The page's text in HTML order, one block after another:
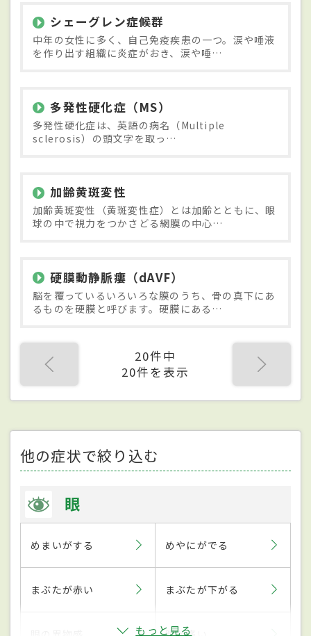
シェーグレン症候群
中年の女性に多く、自己免疫疾患の一つ。涙や唾液
を作り出す組織に炎症がおき、涙や唾…
多発性硬化症（MS）
多発性硬化症は、英語の病名（Multiple
sclerosis）の頭文字を取っ…
加齢黄斑変性
加齢黄斑変性（黄斑変性症）とは加齢とともに、眼
球の中で視力をつかさどる網膜の中心…
硬膜動静脈瘻（dAVF）
脳を覆っているいろいろな膜のうち、骨の真下にあ
るものを硬膜と呼びます。硬膜にある…
20件中
20件を表示
他の症状で絞り込む
眼
めまいがする めやにがでる
まぶたが赤い まぶたが下がる
もっと見る